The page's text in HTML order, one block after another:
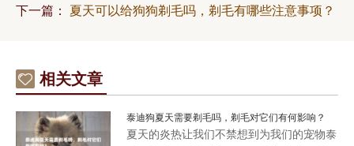
下一篇： 夏天可以给狗狗剃毛吗，剃毛有哪些注意事项？
相关文章
泰迪狗夏天需要剃毛吗，剃毛对它们有何影响？
夏天的炎热让我们不禁想到为我们的宠物泰